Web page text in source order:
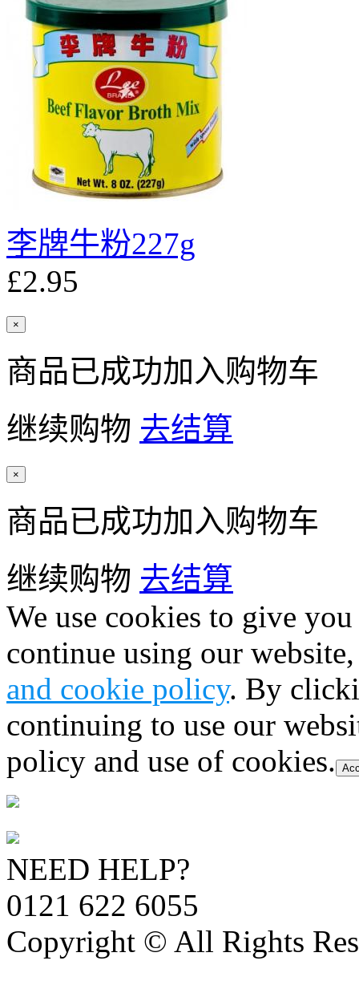
李牌牛粉227g
£2.95
×
商品已成功加入购物车
继续购物 去结算
×
商品已成功加入购物车
继续购物 去结算
We use cookies to give
continue using our
and cookie policy. By
continuing to use our
policy and use of cookies.
NEED HELP?
0121 622 6055
Copyright © All Rights